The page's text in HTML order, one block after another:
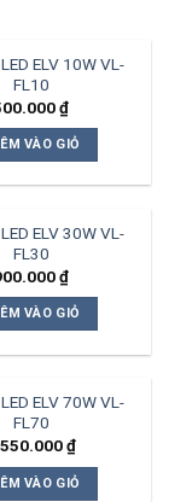
ELV 10W VL-
FL10
₫
VÀO GIỎ
ELV 30W VL-
FL30
₫
VÀO GIỎ
ELV 70W VL-
FL70
₫
VÀO GIỎ